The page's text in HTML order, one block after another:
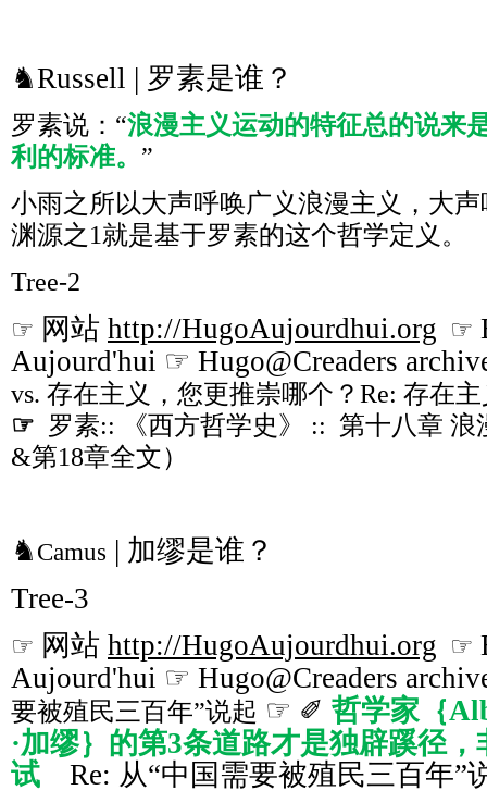
♞Russell | 罗素是谁？
罗素说：“浪漫主义运动的特征总的说来
利的标准。 ”
小雨之所以大声呼唤广义浪漫主义，大
渊源之1就是基于罗素的这个哲学定义。
Tree-2
☞ 网站 http://HugoAujourdhui.org ☞
Aujourd'hui ☞ Hugo@Creaders
vs. 存在主义，您更推崇哪个？Re: 存在
☞ 罗素:: 《西方哲学史》 :: 第十八章 浪
&第18章全文）
♞ Camus | 加缪是谁？
Tree-3
☞ 网站 http://HugoAujourdhui.org ☞
Aujourd'hui ☞ Hugo@Creaders
要被殖民三百年”说起 ☞ ✐ 哲学家｛
·加缪｝的第3条道路才是独辟蹊径
试 Re: 从“中国需要被殖民三百年”